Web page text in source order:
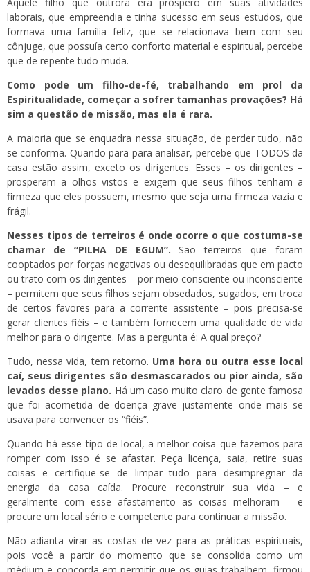
laborais, que empreendia e tinha sucesso em seus estudos, que
formava uma família feliz, que se relacionava bem com seu
cônjuge, que possuía certo conforto material e espiritual, percebe
que de repente tudo muda.
Como pode um filho-de-fé, trabalhando em prol da
Espiritualidade, começar a sofrer tamanhas provações? Há
sim a questão de missão, mas ela é rara.
A maioria que se enquadra nessa situação, de perder tudo, não
se conforma. Quando para para analisar, percebe que TODOS da
casa estão assim, exceto os dirigentes. Esses – os dirigentes –
prosperam a olhos vistos e exigem que seus filhos tenham a
firmeza que eles possuem, mesmo que seja uma firmeza vazia e
frágil.
Nesses tipos de terreiros é onde ocorre o que costuma-se
chamar de “PILHA DE EGUM”. São terreiros que foram
cooptados por forças negativas ou desequilibradas que em pacto
ou trato com os dirigentes – por meio consciente ou inconsciente
– permitem que seus filhos sejam obsedados, sugados, em troca
de certos favores para a corrente assistente – pois precisa-se
gerar clientes fiéis – e também fornecem uma qualidade de vida
melhor para o dirigente. Mas a pergunta é: A qual preço?
Tudo, nessa vida, tem retorno. Uma hora ou outra esse local
caí, seus dirigentes são desmascarados ou pior ainda, são
levados desse plano. Há um caso muito claro de gente famosa
que foi acometida de doença grave justamente onde mais se
usava para convencer os “fiéis”.
Quando há esse tipo de local, a melhor coisa que fazemos para
romper com isso é se afastar. Peça licença, saia, retire suas
coisas e certifique-se de limpar tudo para desimpregnar da
energia da casa caída. Procure reconstruir sua vida – e
geralmente com esse afastamento as coisas melhoram – e
procure um local sério e competente para continuar a missão.
Não adianta virar as costas de vez para as práticas espirituais,
pois você a partir do momento que se consolida como um